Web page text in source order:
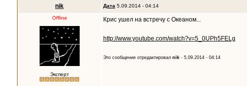
nik Дата 5.09.2014 - 04:14
Offline
Эксперт
Крис ушел на встречу с Океаном...
http://www.youtube.com/watch?v=5_0UPh5FELg
Это сообщение отредактировал nik- 5.09.2014 - 04:14